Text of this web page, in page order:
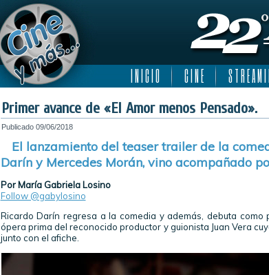
I N I C I O C I N E S T R E A M
Primer avance de «El Amor menos Pensado».
Publicado 09/06/2018
El lanzamiento del teaser trailer de la
Darín y Mercedes Morán, vino acompañado
Por María Gabriela Losino
Follow @gabylosino
Ricardo Darín regresa a la comedia y además, debuta como
ópera prima del reconocido productor y guionista Juan Vera
junto con el afiche.